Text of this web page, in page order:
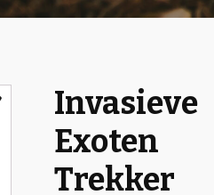
Invasieve
Exoten
Trekker